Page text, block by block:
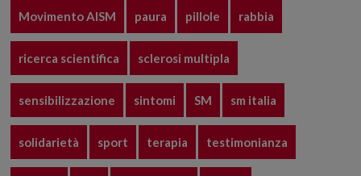
Movimento AISM paura pillole rabbia
ricerca scientifica sclerosi multipla
sensibilizzazione sintomi SM sm italia
solidarietà sport terapia testimonianza